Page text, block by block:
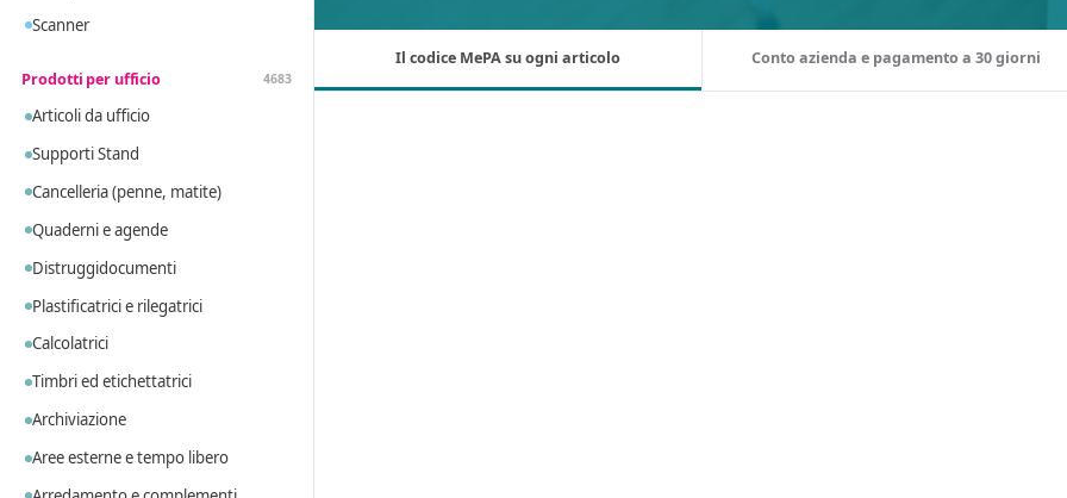
Scanner
Prodotti per ufficio 4683
Articoli da ufficio
Supporti Stand
Cancelleria (penne, matite)
Quaderni e agende
Distruggidocumenti
Plastificatrici e rilegatrici
Calcolatrici
Timbri ed etichettatrici
Archiviazione
Aree esterne e tempo libero
Il codice MePA su ogni articolo Conto azienda e pagamento a 30 giorni